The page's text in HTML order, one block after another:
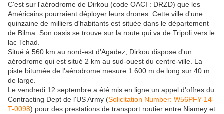
C'est sur l'aérodrome de Dirkou (code OACI : DRZD) que les
Américains pourraient déployer leurs drones. Cette ville d'une
quinzaine de milliers d'habitants est située dans le département
de Bilma. Son oasis se trouve sur la route qui va de Tripoli vers le
lac Tchad.
Situé à 560 km au nord-est d'Agadez, Dirkou dispose d'un
aérodrome qui est situé 2 km au sud-ouest du centre-ville. La
piste bitumée de l'aérodrome mesure 1 600 m de long sur 40 m
de large.
Le vendredi 12 septembre a été mis en ligne un appel d'offres du
Contracting Dept de l'US Army (Solicitation Number: W56PFY-14-
T-0098) pour des prestations de transport routier entre Niamey et